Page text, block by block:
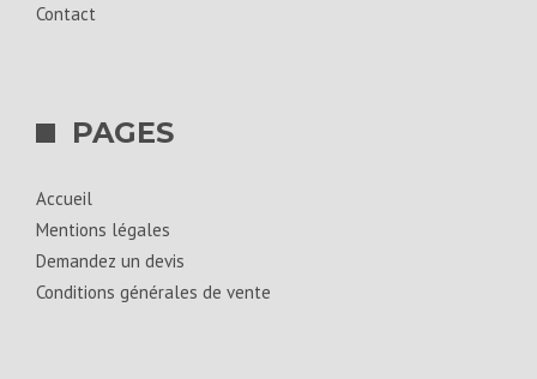
Contact
PAGES
Accueil
Mentions légales
Demandez un devis
Conditions générales de vente